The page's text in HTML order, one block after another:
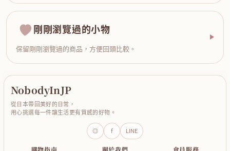
剛剛瀏覽過的小物
保留剛剛瀏覽過的商品，方便回頭比較。
NobodyInJP
從日本帶回美好的日常，
用心挑選每一件讓生活更有質感的好物。
◎ f LINE
購物指南 關於我們 會員服務